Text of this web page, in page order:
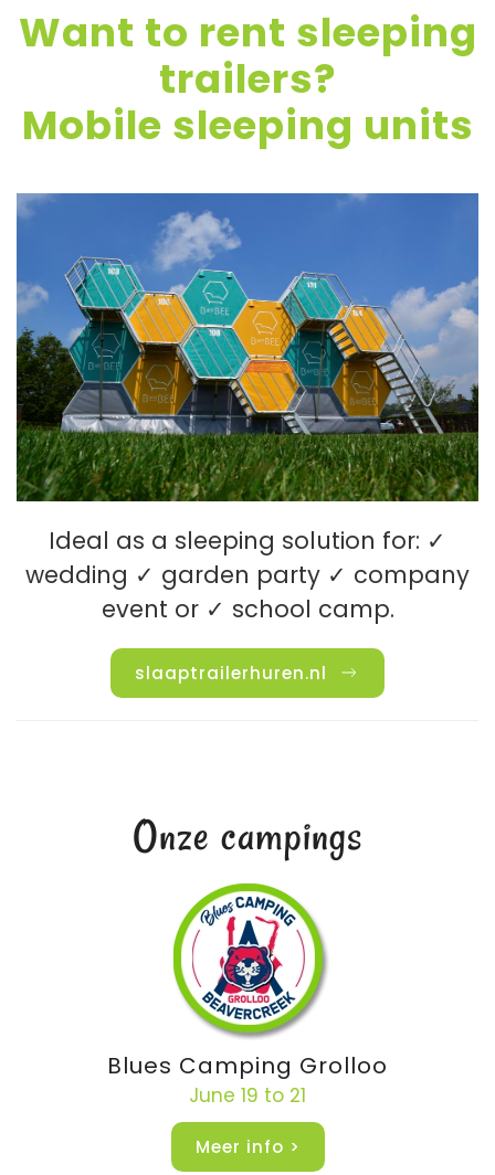
Want to rent sleeping
trailers?
Mobile sleeping units
Ideal as a sleeping solution for: ✓
wedding ✓ garden party ✓ company
event or ✓ school camp.
slaaptrailerhuren.nl
Onze campings
Blues Camping Grolloo
June 19 to 21
Meer info >